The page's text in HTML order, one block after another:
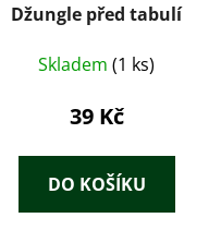
Džungle před tabulí
Skladem (1 ks)
39 Kč
DO KOŠÍKU